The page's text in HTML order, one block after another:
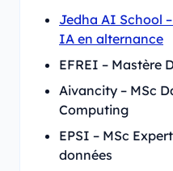
Jedha AI School
IA en alternance
EFREI – Mastère
Aivancity – MSc
Computing
EPSI – MSc
données